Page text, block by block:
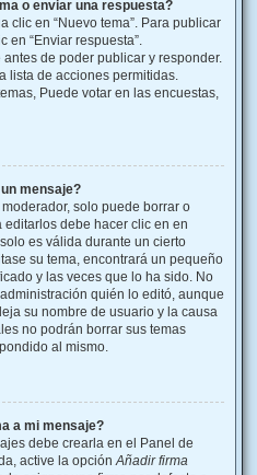
o enviar una respuesta?
clic en “Nuevo tema”. Para publicar
en “Enviar respuesta”.
de poder publicar y responder.
lista de acciones permitidas.
Puede votar en las encuestas,
mensaje?
solo puede borrar o
debe hacer clic en en
es válida durante un cierto
su tema, encontrará un pequeño
y las veces que lo ha sido. No
quién lo editó, aunque
su nombre de usuario y la causa
no podrán borrar sus temas
al mismo.
a mi mensaje?
debe crearla en el Panel de
active la opciónAñadir firma